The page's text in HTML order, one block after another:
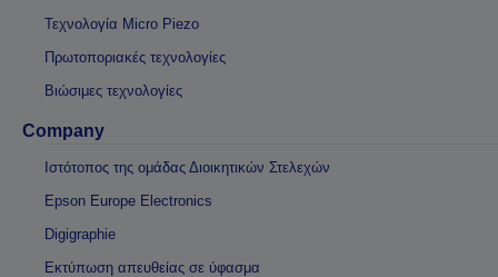
Τεχνολογία Micro Piezo
Πρωτοποριακές τεχνολογίες
Βιώσιμες τεχνολογίες
Company
Ιστότοπος της ομάδας Διοικητικών Στελεχών
Epson Europe Electronics
Digigraphie
Εκτύπωση απευθείας σε ύφασμα